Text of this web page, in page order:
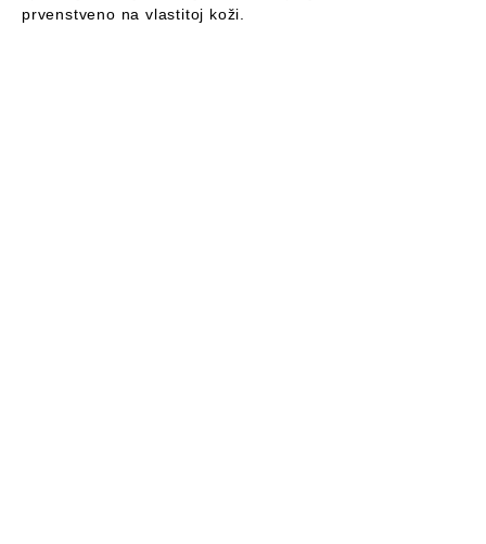
prvenstveno na vlastitoj koži.